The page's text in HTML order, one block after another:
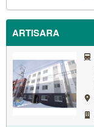
ARTISARA